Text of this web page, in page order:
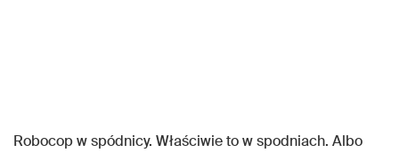
Robocop w spódnicy. Właściwie to w spodniach. Albo